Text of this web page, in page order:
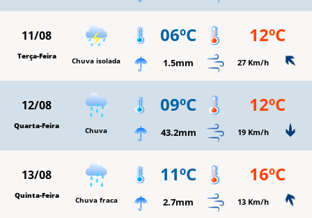
11/08
Terça-Feira Chuva isolada
06ºC 12ºC
1.5mm 27 Km/h
12/08
Quarta-Feira Chuva
09ºC 12ºC
43.2mm 19 Km/h
13/08
Quinta-Feira Chuva fraca
11ºC 16ºC
2.7mm 13 Km/h